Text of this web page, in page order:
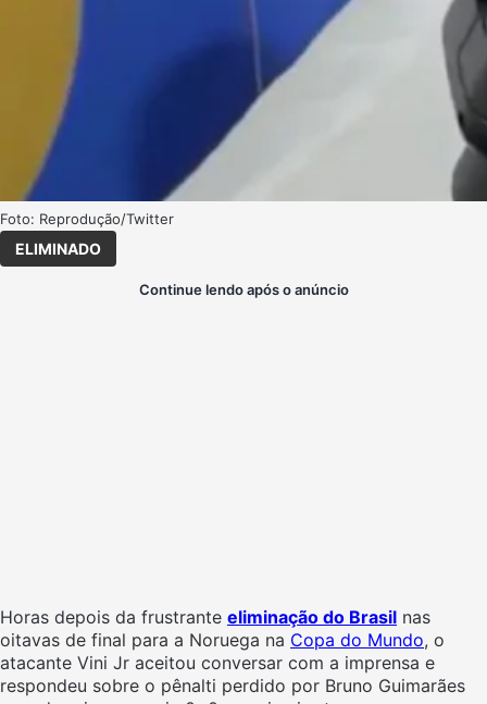
Foto: Reprodução/Twitter
ELIMINADO
Continue lendo após o anúncio
Horas depois da frustrante eliminação do Brasil nas
oitavas de final para a Noruega na Copa do Mundo, o
atacante Vini Jr aceitou conversar com a imprensa e
respondeu sobre o pênalti perdido por Bruno Guimarães